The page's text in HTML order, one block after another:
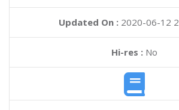
Updated On : 2020-06-12
Hi-res :No